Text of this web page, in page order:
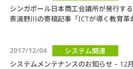
シンガポール日本商工会議所が発行す
表湯野川の寄稿記事「ICTが導く教育革
2017/12/04
システム関連
システムメンテナンスのお知らせ – 12